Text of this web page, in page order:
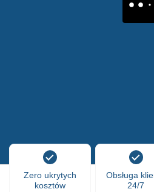
Zero ukrytych
kosztów
Obsługa
24/7